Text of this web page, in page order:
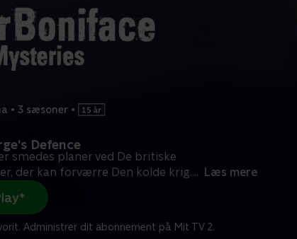
• 3 sæsoner •
Defence
smedes planer ved De britiske
der kan forværre Den kolde krig.... Læs mere
Administrer dit abonnement på Mit TV 2.